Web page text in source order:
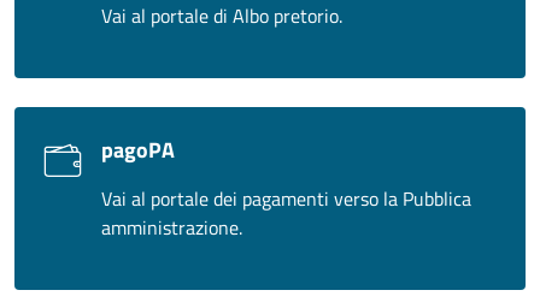
Vai al portale di Albo pretorio.
pagoPA
Vai al portale dei pagamenti verso la Pubblica
amministrazione.